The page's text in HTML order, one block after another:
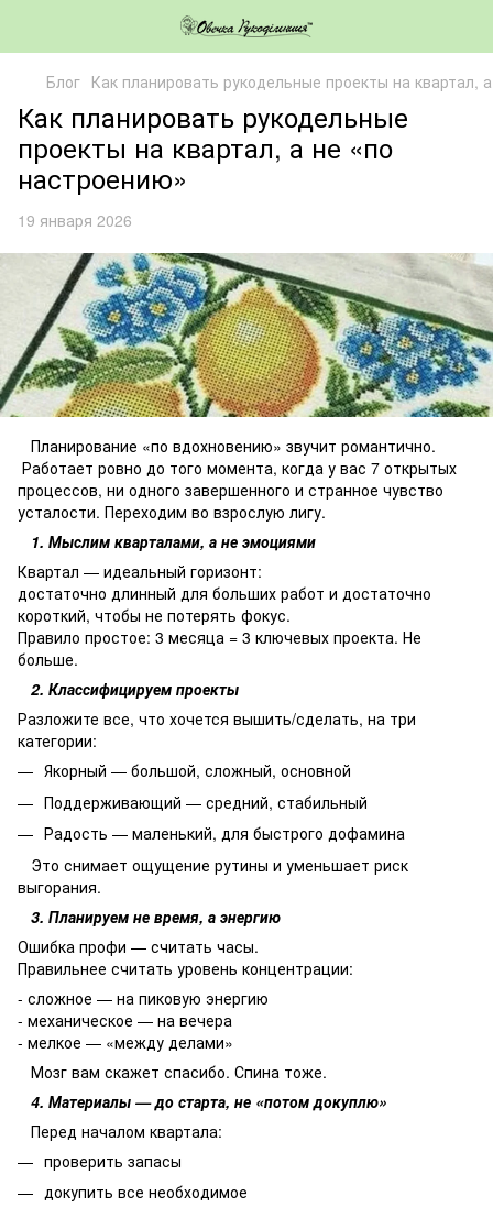
Блог Как планировать рукодельные проекты на квартал,
Как планировать рукодельные
проекты на квартал, а не «по
настроению»
19 января 2026
Планирование «по вдохновению» звучит романтично.
Работает ровно до того момента, когда у вас 7 открытых
процессов, ни одного завершенного и странное чувство
усталости. Переходим во взрослую лигу.
1. Мыслим кварталами, а не эмоциями
Квартал — идеальный горизонт:
достаточно длинный для больших работ и достаточно
короткий, чтобы не потерять фокус.
Правило простое: 3 месяца = 3 ключевых проекта. Не
больше.
2. Классифицируем проекты
Разложите все, что хочется вышить/сделать, на три
категории:
Якорный — большой, сложный, основной
Поддерживающий — средний, стабильный
Радость — маленький, для быстрого дофамина
Это снимает ощущение рутины и уменьшает риск
выгорания.
3. Планируем не время, а энергию
Ошибка профи — считать часы.
Правильнее считать уровень концентрации:
- сложное — на пиковую энергию
- механическое — на вечера
- мелкое — «между делами»
Мозг вам скажет спасибо. Спина тоже.
4. Материалы — до старта, не «потом докуплю»
Перед началом квартала:
проверить запасы
докупить все необходимое